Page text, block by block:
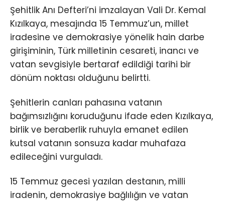
Şehitlik Anı Defteri’ni imzalayan Vali Dr. Kemal
Kızılkaya, mesajında 15 Temmuz’un, millet
iradesine ve demokrasiye yönelik hain darbe
girişiminin, Türk milletinin cesareti, inancı ve
vatan sevgisiyle bertaraf edildiği tarihi bir
dönüm noktası olduğunu belirtti.
Şehitlerin canları pahasına vatanın
bağımsızlığını koruduğunu ifade eden Kızılkaya,
birlik ve beraberlik ruhuyla emanet edilen
kutsal vatanın sonsuza kadar muhafaza
edileceğini vurguladı.
15 Temmuz gecesi yazılan destanın, milli
iradenin, demokrasiye bağlılığın ve vatan